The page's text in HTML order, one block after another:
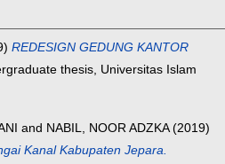
REDESIGN GEDUNG KANTOR
thesis, Universitas Islam
and NABIL, NOOR ADZKA(2019)
Kanal Kabupaten Jepara.